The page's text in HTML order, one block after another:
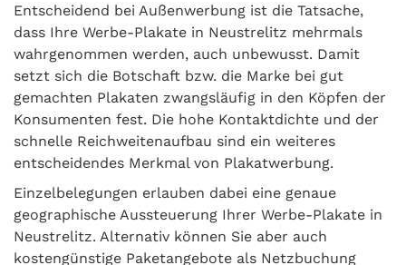
Entscheidend bei Außenwerbung ist die Tatsache,
dass Ihre Werbe-Plakate in Neustrelitz mehrmals
wahrgenommen werden, auch unbewusst. Damit
setzt sich die Botschaft bzw. die Marke bei gut
gemachten Plakaten zwangsläufig in den Köpfen der
Konsumenten fest. Die hohe Kontaktdichte und der
schnelle Reichweitenaufbau sind ein weiteres
entscheidendes Merkmal von Plakatwerbung.
Einzelbelegungen erlauben dabei eine genaue
geographische Aussteuerung Ihrer Werbe-Plakate in
Neustrelitz. Alternativ können Sie aber auch
kostengünstige Paketangebote als Netzbuchung